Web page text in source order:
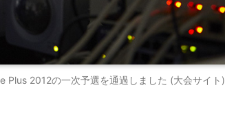
2012の一次予選を通過しました (大会サイト)